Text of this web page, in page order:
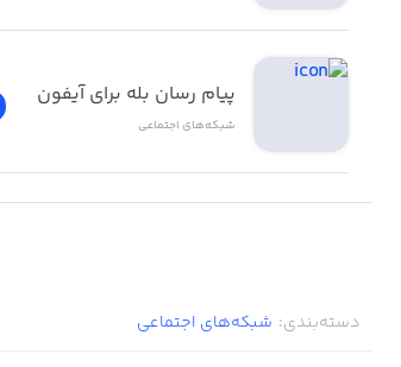
پیام رسان بله برای آیفون
شبکه‌های اجتماعی
دسته‌بندی: شبکه‌های اجتماعی